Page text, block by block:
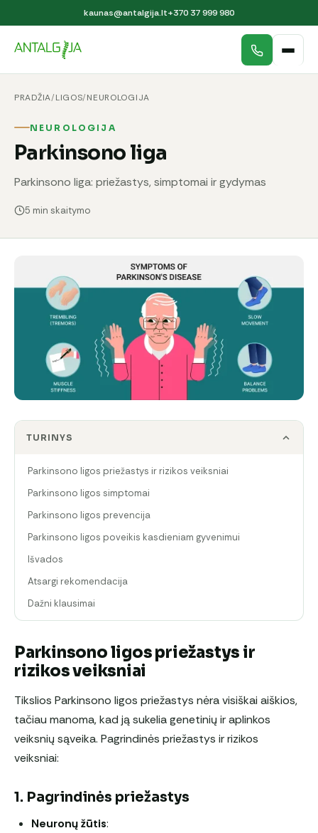
kaunas@antalgija.lt+370 37 999 980
PRADŽIA/LIGOS/NEUROLOGIJA
NEUROLOGIJA
Parkinsono liga
Parkinsono liga: priežastys, simptomai ir gydymas
5 min skaitymo
TURINYS
Parkinsono ligos priežastys ir rizikos veiksniai
Parkinsono ligos simptomai
Parkinsono ligos prevencija
Parkinsono ligos poveikis kasdieniam gyvenimui
Išvados
Atsargi rekomendacija
Dažni klausimai
Parkinsono ligos priežastys ir
rizikos veiksniai
Tikslios Parkinsono ligos priežastys nėra visiškai aiškios,
tačiau manoma, kad ją sukelia genetinių ir aplinkos
veiksnių sąveika. Pagrindinės priežastys ir rizikos
veiksniai:
1. Pagrindinės priežastys
Neuronų žūtis: